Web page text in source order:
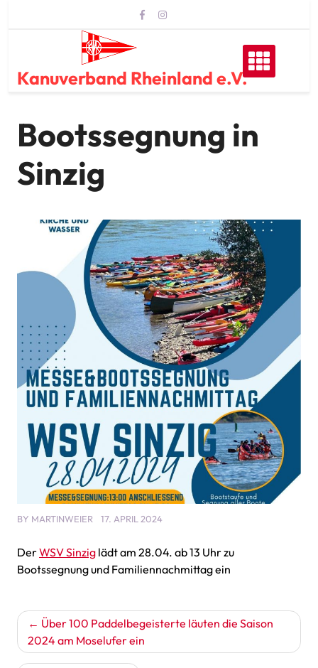
Kanuverband Rheinland e.V.
Bootssegnung in
Sinzig
BY MARTINWEIER 17. APRIL 2024
DerWSV Sinzig lädt am 28.04. ab 13 Uhr zu
Bootssegnung und Familiennachmittag ein
Beitragsnavigation
Über 100 Paddelbegeisterte läuten die Saison
2024 am Moselufer ein